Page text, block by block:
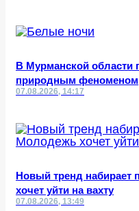
В Мурманской
природным феноменом
07.08.2026, 14:17
Новый тренд набирает
хочет уйти на вахту
07.08.2026, 13:49